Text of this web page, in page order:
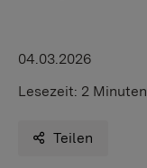
04.03.2026
Lesezeit: 2 Minuten
Teilen